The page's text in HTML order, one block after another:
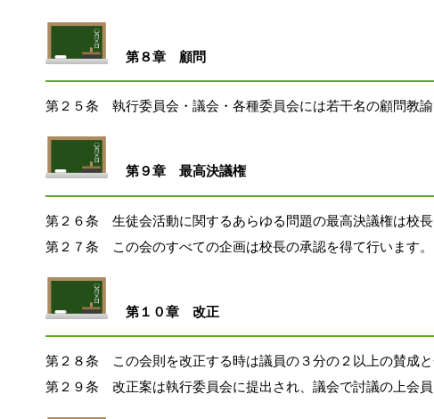
第８章　顧問
第２５条　執行委員会・議会・各種委員会には若干名の顧問教
第９章　最高決議権
第２６条　生徒会活動に関するあらゆる問題の最高決議権は校長
第２７条　この会のすべての企画は校長の承認を得て行います。
第１０章　改正
第２８条　この会則を改正する時は議員の３分の２以上の賛成
第２９条　改正案は執行委員会に提出され、議会で討議の上会員